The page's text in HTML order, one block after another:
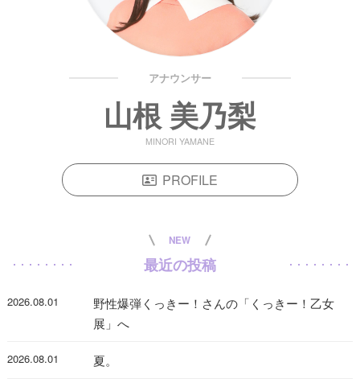
アナウンサー
山根 美乃梨
MINORI YAMANE
PROFILE
NEW
最近の投稿
2026.08.01
野性爆弾くっきー！さんの「くっきー！乙女
展」へ
2026.08.01 夏。